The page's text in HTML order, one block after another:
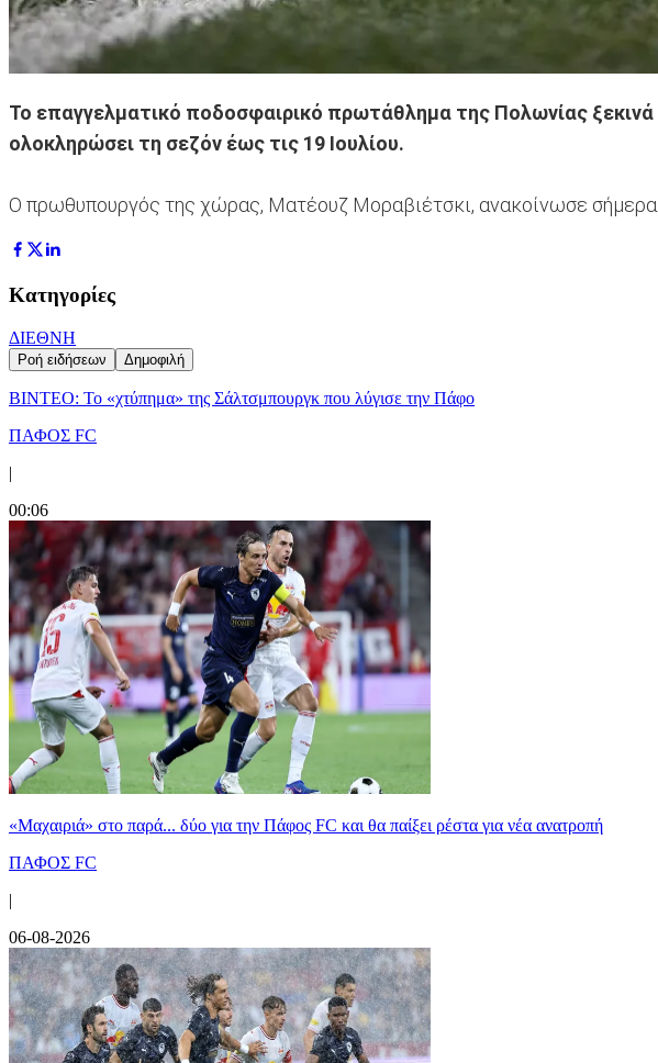
Το επαγγελματικό ποδοσφαιρικό πρωτάθλημα της Πολωνίας
ολοκληρώσει τη σεζόν έως τις 19 Ιουλίου.
O πρωθυπουργός της χώρας, Ματέουζ Μοραβιέτσκι, ανακοίνωσε σήμερα
Κατηγορίες
ΔΙΕΘΝΗ
Ροή ειδήσεων Δημοφιλή
ΒΙΝΤΕΟ: Το «χτύπημα» της Σάλτσμπουργκ που λύγισε την Πάφο
ΠΑΦΟΣ FC
|
00:06
«Μαχαιριά» στο παρά... δύο για την Πάφος FC και θα παίξει ρέστα για νέα ανατροπή
ΠΑΦΟΣ FC
|
06-08-2026